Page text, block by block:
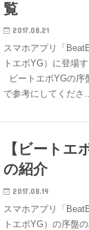
覧
2017.08.21
スマホアプリ「
トエボYG）に登場
ビートエボYGの序
で参考にしてくださ
【ビートエ
の紹介
2017.08.19
スマホアプリ「
トエボYG）の序盤